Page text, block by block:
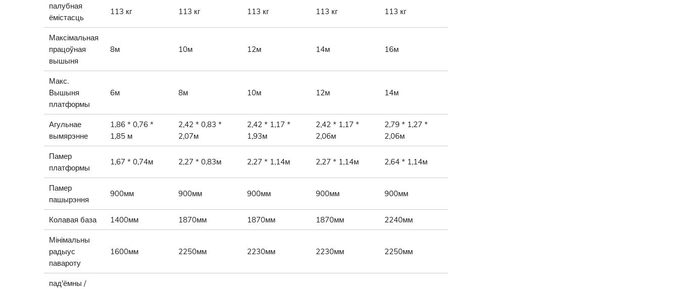
палубная
ёмістасць
113 кг 113 кг 113 кг 113 кг 113 кг
Максімальная
працоўная
вышыня
8м 10м 12м 14м 16м
Макс.
Вышыня
платформы
6м 8м 10м 12м 14м
Агульнае
вымярэнне
1,86 * 0,76 *
1,85 м
2,42 * 0,83 *
2,07м
2,42 * 1,17 *
1,93м
2,42 * 1,17 *
2,06м
2,79 * 1,27 *
2,06м
Памер
платформы
1,67 * 0,74м 2,27 * 0,83м 2,27 * 1,14м 2,27 * 1,14м 2,64 * 1,14м
Памер
пашырэння
900мм 900мм 900мм 900мм 900мм
Колавая база 1400мм 1870мм 1870мм 1870мм 2240мм
Мінімальны
радыус
павароту
1600мм 2250мм 2230мм 2230мм 2250мм
пад'ёмны /